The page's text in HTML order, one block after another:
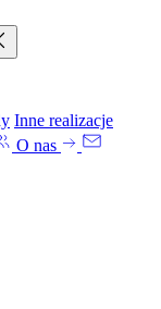
Inne realizacje
O nas